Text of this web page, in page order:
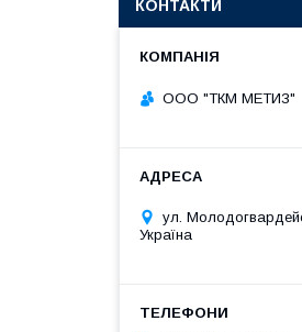
КОНТАКТИ
ООО "ТКМ МЕТИЗ"
ул.
Україна